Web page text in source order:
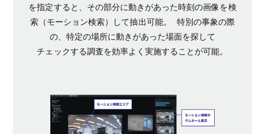
を指定すると、その部分に動きがあった時刻の画像を検
索（モーション検索）して抽出可能。 特別の事象の際
の、特定の場所に動きがあった場面を探して
チェックする調査を効率よく実施することが可能。